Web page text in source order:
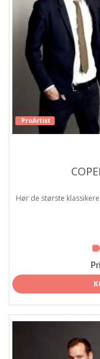
ProArtist
Hør de største